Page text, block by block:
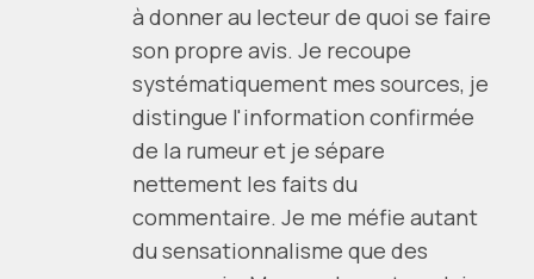
à donner au lecteur de quoi se faire
son propre avis. Je recoupe
systématiquement mes sources, je
distingue l'information confirmée
de la rumeur et je sépare
nettement les faits du
commentaire. Je me méfie autant
du sensationnalisme que des